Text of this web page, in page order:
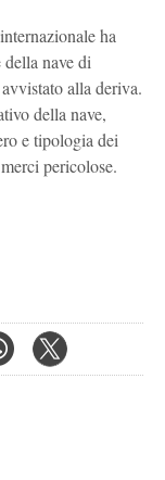
ha
nave di
alla deriva.
della nave,
e tipologia dei
pericolose.